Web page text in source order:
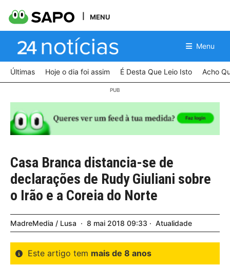
MENU
Menu
Últimas Hoje o dia foi assim É Desta Que Leio Isto Acho
Casa Branca distancia-se de
declarações de Rudy Giuliani sobre
o Irão e a Coreia do Norte
MadreMedia / Lusa 8 mai 2018 09:33 Atualidade
Este artigo tem mais de 8 anos